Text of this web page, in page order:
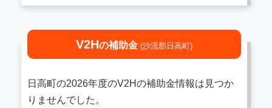
V2Hの補助金 (沙流郡日高町)
日高町の2026年度のV2Hの補助金情報は見つか
りませんでした。